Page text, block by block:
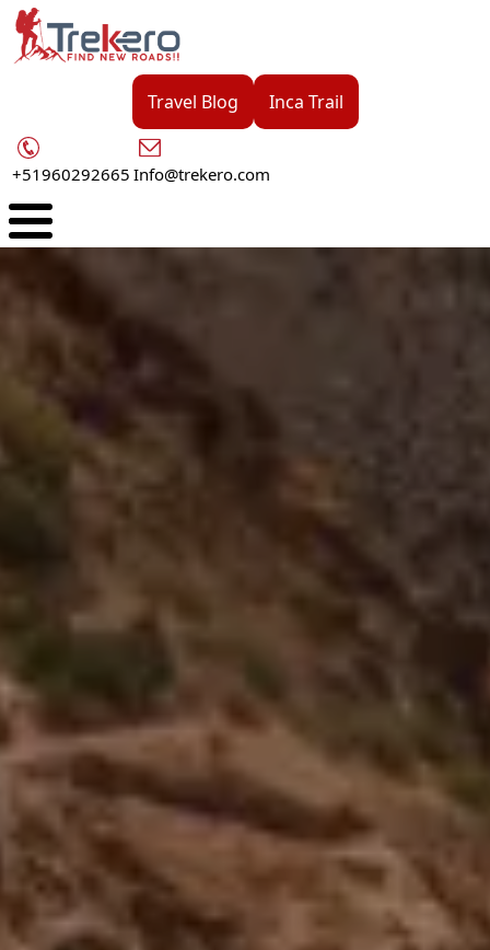
Pasar
contenido
Travel Blog Inca Trail
+51960292665 Info@trekero.com